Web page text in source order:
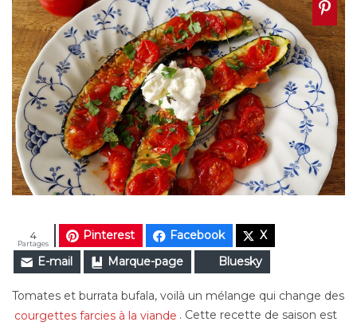
Pinterest Facebook
X
E-mail
Marque-page Bluesky
Partages
4
Tomates et burrata bufala, voilà un mélange qui change des
courgettes farcies à la viande . Cette recette de saison est